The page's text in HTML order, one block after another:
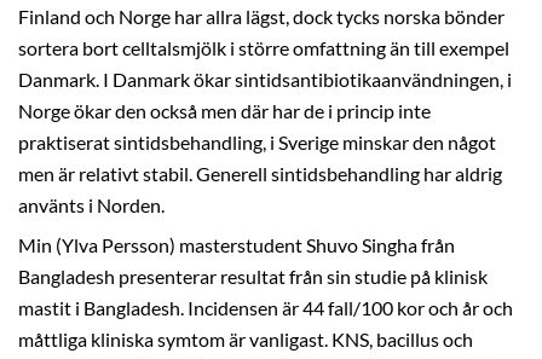
Finland och Norge har allra lägst, dock tycks norska bönder
sortera bort celltalsmjölk i större omfattning än till exempel
Danmark. I Danmark ökar sintidsantibiotikaanvändningen, i
Norge ökar den också men där har de i princip inte
praktiserat sintidsbehandling, i Sverige minskar den något
men är relativt stabil. Generell sintidsbehandling har aldrig
använts i Norden.
Min (Ylva Persson) masterstudent Shuvo Singha från
Bangladesh presenterar resultat från sin studie på klinisk
mastit i Bangladesh. Incidensen är 44 fall/100 kor och år och
måttliga kliniska symtom är vanligast. KNS, bacillus och